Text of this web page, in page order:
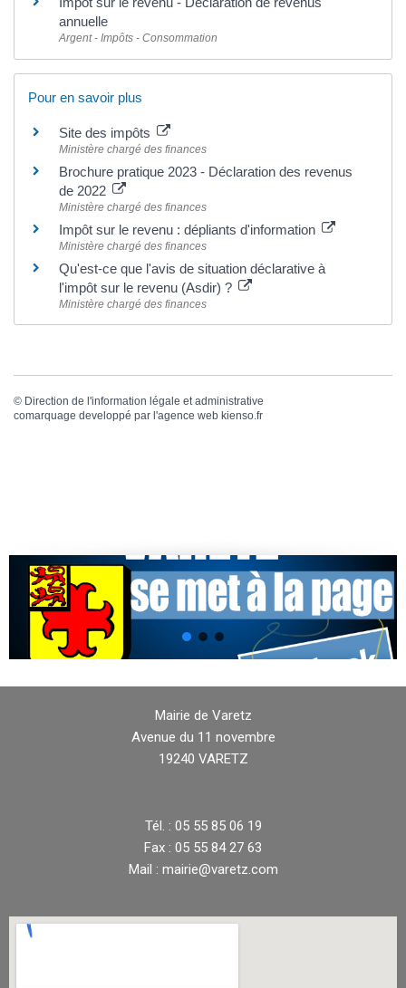
annuelle
Argent - Impôts - Consommation
Pour en savoir plus
Site des impôts
Ministère chargé des finances
Brochure pratique 2023 - Déclaration des revenus
de 2022
Ministère chargé des finances
Impôt sur le revenu : dépliants d'information
Ministère chargé des finances
Qu'est-ce que l'avis de situation déclarative à
l'impôt sur le revenu (Asdir) ?
Ministère chargé des finances
© Direction de l'information légale et administrative
comarquage developpé par l'agence web kienso.fr
Mairie de Varetz
Avenue du 11 novembre
19240 VARETZ
Tél. : 05 55 85 06 19
Fax : 05 55 84 27 63
Mail : mairie@varetz.com